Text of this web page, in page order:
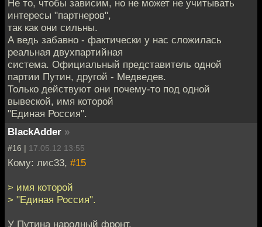
Не то, чтобы зависим, но не может не учитывать
интересы "партнеров",
так как они сильны.
А ведь забавно - фактически у нас сложилась
реальная двухпартийная
система. Официальный представитель одной
партии Путин, другой - Медведев.
Только действуют они почему-то под одной
вывеской, имя которой
"Единая Россия".
BlackAdder »
#16 | 17.05.12 13:55
Кому: лис33, #15
> имя которой
> "Единая Россия".
У Путина народный фронт.